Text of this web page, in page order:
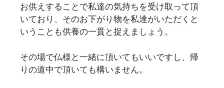
お供えすることで私達の気持ちを受け取って頂
いており、そのお下がり物を私達がいただくと
いうことも供養の一貫と捉えましょう。
その場で仏様と一緒に頂いてもいいですし、帰
りの道中で頂いても構いません。